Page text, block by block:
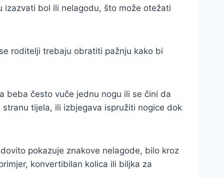
bol ili nelagodu, što može otežati
roditelji trebaju obratiti pažnju kako bi
beba često vuče jednu nogu ili se čini da
tijela, ili izbjegava ispružiti nogice dok
pokazuje znakove nelagode, bilo kroz
konvertibilan kolica ili biljka za